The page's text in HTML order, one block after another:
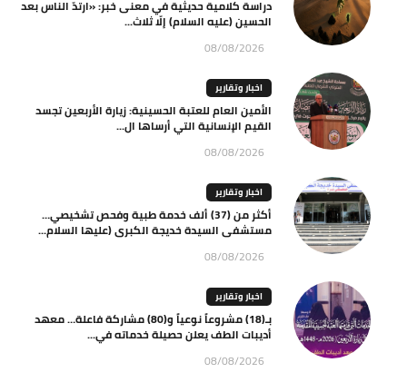
دراسة كلامية حديثية في معنى خبر: «ارتدّ الناس بعد
الحسين (عليه السلام) إلّا ثلاث...
08/08/2026
اخبار وتقارير
الأمين العام للعتبة الحسينية: زيارة الأربعين تجسد
القيم الإنسانية التي أرساها ال...
08/08/2026
اخبار وتقارير
أكثر من (37) ألف خدمة طبية وفحص تشخيصي…
مستشفى السيدة خديجة الكبرى (عليها السلام...
08/08/2026
اخبار وتقارير
بـ(18) مشروعاً نوعياً و(80) مشاركة فاعلة… معهد
أديبات الطف يعلن حصيلة خدماته في...
08/08/2026